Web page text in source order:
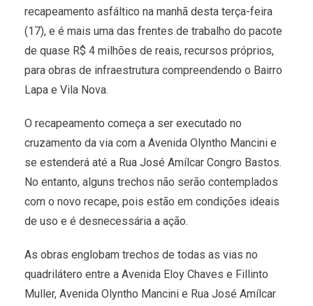
recapeamento asfáltico na manhã desta terça-feira
(17), e é mais uma das frentes de trabalho do pacote
de quase R$ 4 milhões de reais, recursos próprios,
para obras de infraestrutura compreendendo o Bairro
Lapa e Vila Nova.
O recapeamento começa a ser executado no
cruzamento da via com a Avenida Olyntho Mancini e
se estenderá até a Rua José Amílcar Congro Bastos.
No entanto, alguns trechos não serão contemplados
com o novo recape, pois estão em condições ideais
de uso e é desnecessária a ação.
As obras englobam trechos de todas as vias no
quadrilátero entre a Avenida Eloy Chaves e Fillinto
Muller, Avenida Olyntho Mancini e Rua José Amílcar